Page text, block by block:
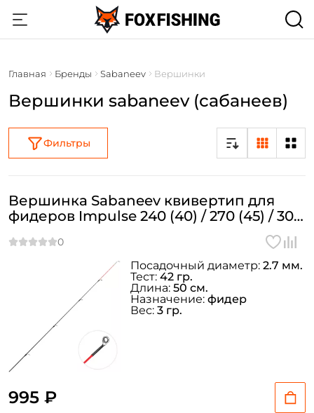
Главная Бренды Sabaneev Вершинки
Вершинки sabaneev (сабанеев)
Фильтры
Вершинка Sabaneev квивертип для
фидеров Impulse 240 (40) / 270 (45) / 300
995 ₽
Посадочный диаметр: 2.7 мм.
Тест: 42 гр.
Длина: 50 см.
Назначение: фидер
Вес: 3 гр.